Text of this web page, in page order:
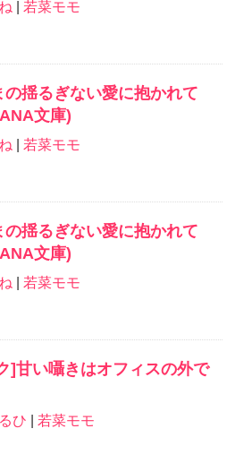
若菜モモ
の揺るぎない愛に抱かれて
文庫)
若菜モモ
の揺るぎない愛に抱かれて
文庫)
若菜モモ
]甘い囁きはオフィスの外で
ひ 若菜モモ